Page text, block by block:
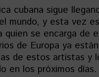
cubana sigue
mundo, y esta vez
quien se encarga de
de Europa ya
de estos artistas y
en los próximos días.